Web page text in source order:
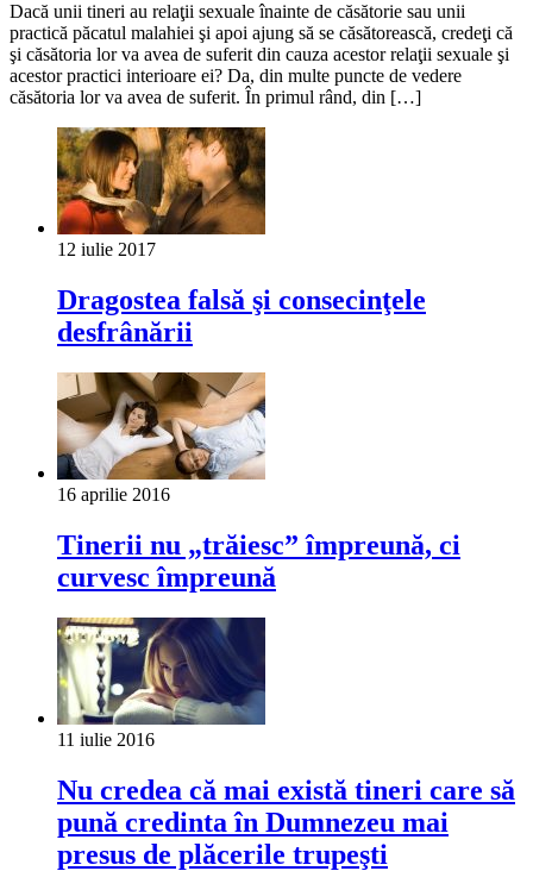
Dacă unii tineri au relaţii sexuale înainte de căsătorie sau unii
practică păcatul malahiei şi apoi ajung să se căsătorească, credeţi că
şi căsătoria lor va avea de suferit din cauza acestor relaţii sexuale şi
acestor practici interioare ei? Da, din multe puncte de vedere
căsătoria lor va avea de suferit. În primul rând, din […]
12 iulie 2017
Dragostea falsă şi consecinţele
desfrânării
16 aprilie 2016
Tinerii nu „trăiesc” împreună, ci
curvesc împreună
11 iulie 2016
Nu credea că mai există tineri care să
pună credinta în Dumnezeu mai
presus de plăcerile trupeşti